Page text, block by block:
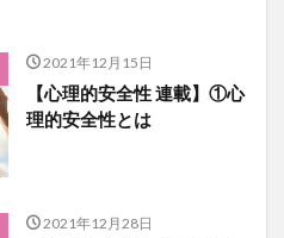
2021年12月15日
【心理的安全性 連載】①心
理的安全性とは
2021年12月28日